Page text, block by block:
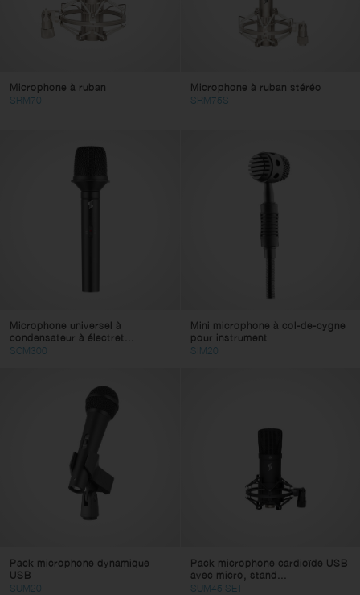
Microphone à ruban
SRM70
Microphone à ruban stéréo
SRM75S
Microphone universel à
condensateur à électret...
SCM300
Mini microphone à col-de-cygne
pour instrument
SIM20
Pack microphone dynamique
USB
SUM20
Pack microphone cardioïde USB
avec micro, stand...
SUM45 SET